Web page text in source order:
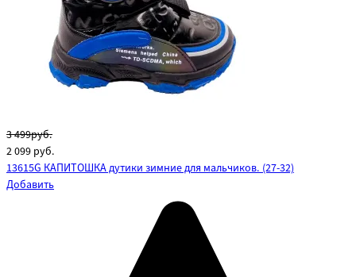
3 499руб.
2 099 руб.
13615G КАПИТОШКА дутики зимние для мальчиков. (27-32)
Добавить